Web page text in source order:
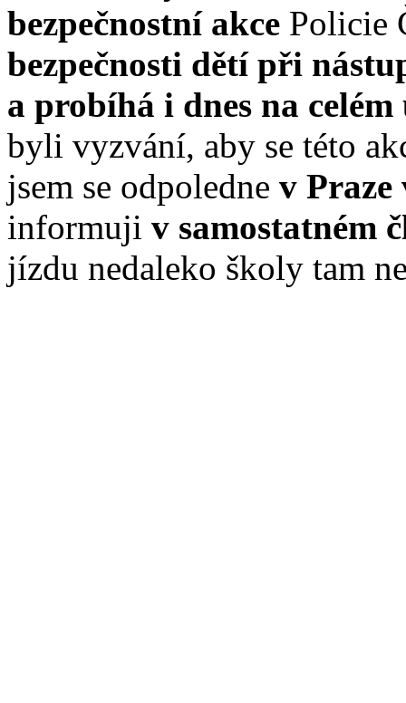
bezpečnostní akce Policie
bezpečnosti dětí při
a probíhá i dnes na
byli vyzvání, aby se této
jsem se odpoledne v
informuji v samostatném
jízdu nedaleko školy tam